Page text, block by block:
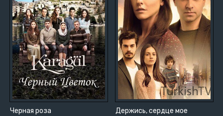
Черная роза Держись, сердце мое